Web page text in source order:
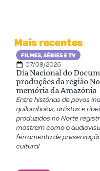
Mais recentes
FILMES, SÉRIES E TV
07/08/2026
Dia Nacional do
produções da região
memória da Amazônia
Entre histórias de povos
quilombolas, artistas e
produzidos no Norte
mostram como o
ferramenta de
cultural